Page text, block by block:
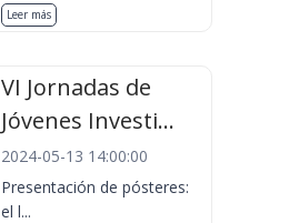
Leer más
VI Jornadas de
Jóvenes Investi...
2024-05-13 14:00:00
Presentación de pósteres:
el l...